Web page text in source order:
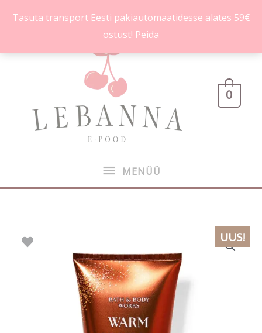
Tasuta transport Eesti pakiautomaatidesse alates 59€
ostust! Peida
MENÜÜ
MENÜÜ
0
UUS!
Bath